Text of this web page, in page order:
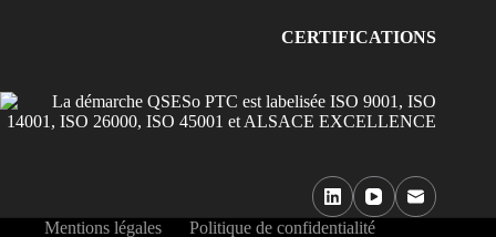
CERTIFICATIONS
Mentions légales Politique de confidentialité